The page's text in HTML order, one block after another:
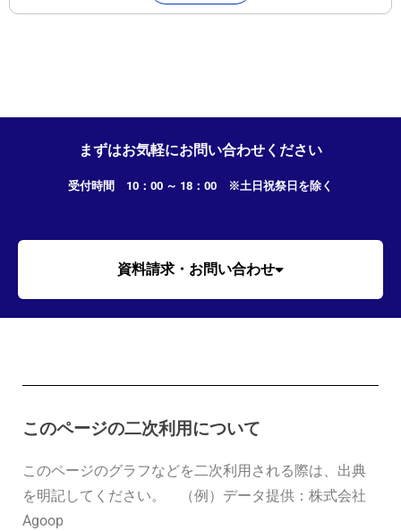
まずはお気軽にお問い合わせください
受付時間 10：00 ～ 18：00 ※土日祝祭日を除く
資料請求・お問い合わせ
このページの二次利用について
このページのグラフなどを二次利用される際は、出典
を明記してください。
（例）データ提供：株式会社
Agoop